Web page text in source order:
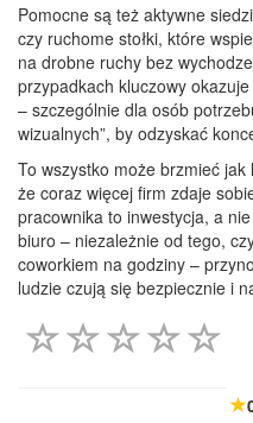
Pomocne są też aktywne
czy ruchome stołki, które
na drobne ruchy bez
przypadkach kluczowy
– szczególnie dla osób
wizualnych”, by odzyskać
To wszystko może brzmieć
że coraz więcej firm zdaje
pracownika to inwestycja, a
biuro – niezależnie od tego,
coworkiem na godziny –
ludzie czują się bezpiecznie i